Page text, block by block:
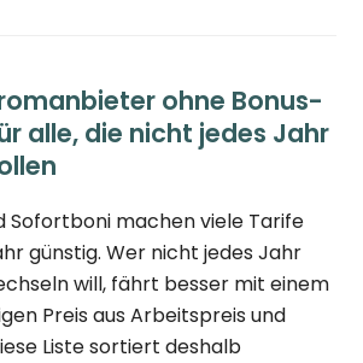
ohne Bonus-
alle, die nicht jedes Jahr
Sofortboni machen viele Tarife
günstig. Wer nicht jedes Jahr
will, fährt besser mit einem
Preis aus Arbeitspreis und
Liste sortiert deshalb